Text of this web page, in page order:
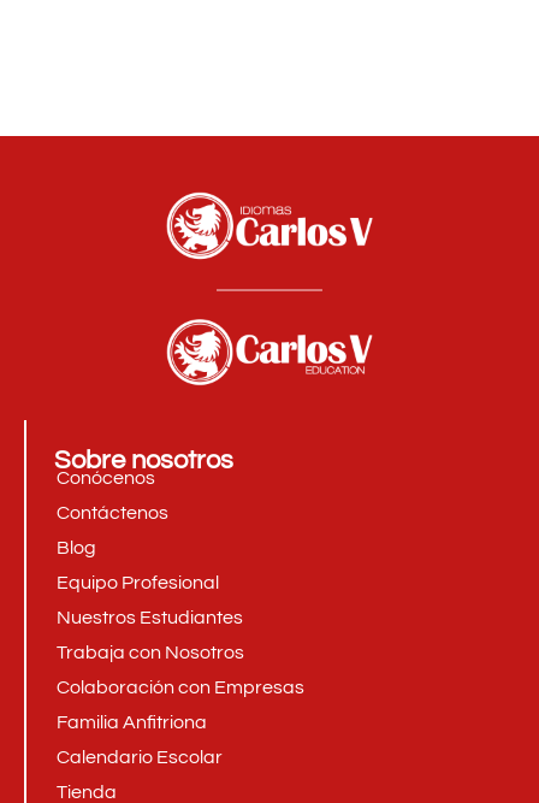
Sobre nosotros
Conócenos
Contáctenos
Blog
Equipo Profesional
Nuestros Estudiantes
Trabaja con Nosotros
Colaboración con Empresas
Familia Anfitriona
Calendario Escolar
Tienda